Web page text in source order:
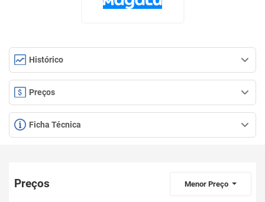
Histórico
Preços
Ficha Técnica
Preços Menor Preço